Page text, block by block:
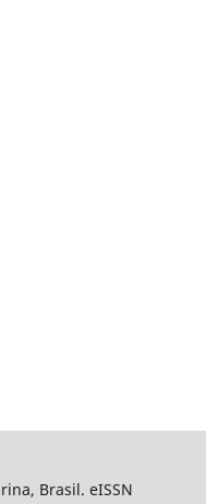
Brasil. eISSN